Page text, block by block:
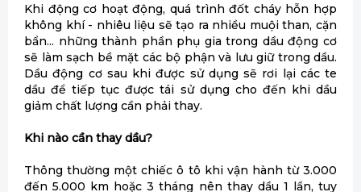
Khi động cơ hoạt động, quá trình đốt cháy hỗn hợp
không khí - nhiêu liệu sẽ tạo ra nhiều muội than, cặn
bẩn... những thành phần phụ gia trong dầu động cơ
sẽ làm sạch bề mặt các bộ phận và lưu giữ trong dầu.
Dầu động cơ sau khi được sử dụng sẽ rơi lại các te
dầu để tiếp tục được tái sử dụng cho đến khi dầu
giảm chất lượng cần phải thay.
Khi nào cần thay dầu?
Thông thường một chiếc ô tô khi vận hành từ 3.000
đến 5.000 km hoặc 3 tháng nên thay dầu 1 lần, tuy